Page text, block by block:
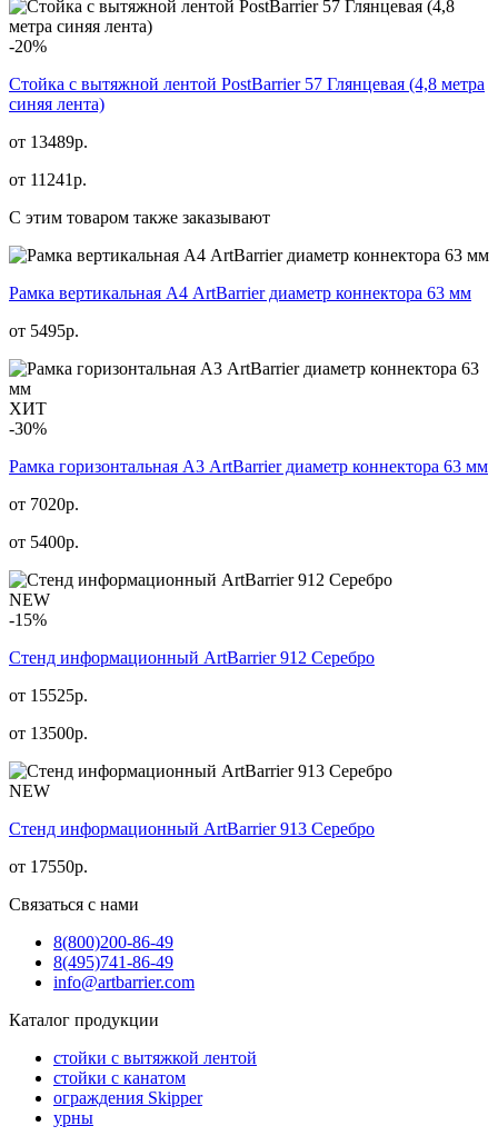
-20%
Стойка с вытяжной лентой PostBarrier 57 Глянцевая (4,8 метра
синяя лента)
от 13489р.
от 11241р.
С этим товаром также заказывают
Рамка вертикальная А4 ArtBarrier диаметр коннектора 63 мм
от 5495р.
ХИТ
-30%
Рамка горизонтальная А3 ArtBarrier диаметр коннектора 63 мм
от 7020р.
от 5400р.
NEW
-15%
Стенд информационный АrtBarrier 912 Серебро
от 15525р.
от 13500р.
NEW
Стенд информационный АrtBarrier 913 Серебро
от 17550р.
Связаться с нами
8(800)200-86-49
8(495)741-86-49
info@artbarrier.com
Каталог продукции
стойки с вытяжкой лентой
стойки с канатом
ограждения Skipper
урны